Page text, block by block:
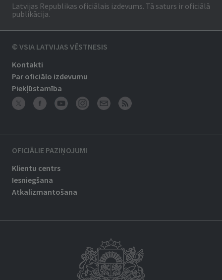
Latvijas Republikas oficiālais izdevums. Tā saturs ir oficiālā
publikācija.
© VSIA LATVIJAS VĒSTNESIS
Kontakti
Par oficiālo izdevumu
Piekļūstamība
OFICIĀLIE PAZIŅOJUMI
Klientu centrs
Iesniegšana
Atkalizmantošana